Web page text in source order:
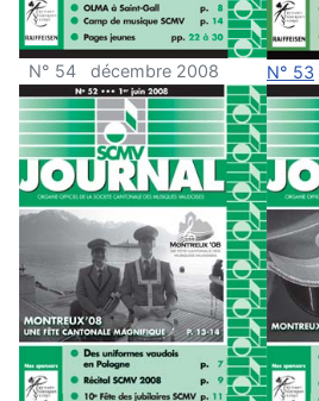
N° 54 décembre 2008 N° 53